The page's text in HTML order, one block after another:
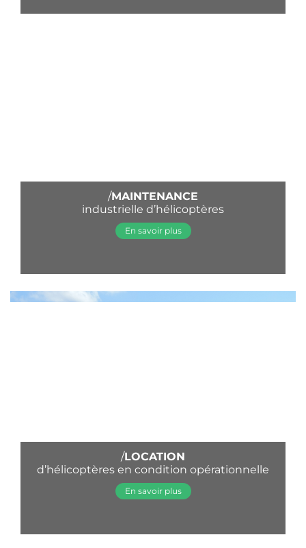
/MAINTENANCE
industrielle d’hélicoptères
En savoir plus
/LOCATION
d’hélicoptères en condition opérationnelle
En savoir plus